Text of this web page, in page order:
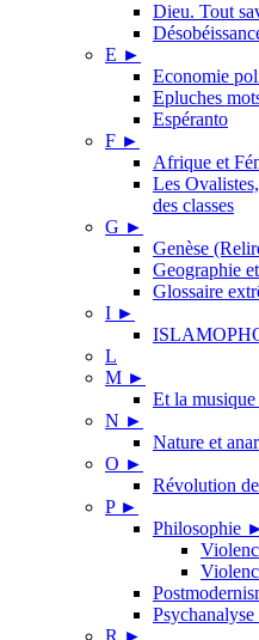
Dieu. Tout
E ►
Economie
Epluches
Espéranto
F ►
Afrique et
Les
des classes
G ►
Genèse
Geographie
Glossaire
I ►
L
M ►
Et la musique
N ►
Nature et
O ►
Révolution
P ►
Philosophie
R ►